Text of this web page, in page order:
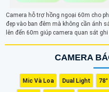
Imou
Camera hỗ trợ hồng ngoại 60m cho
đẹp vào ban đêm mà không cần ánh
lên đến 60m giúp camera quan sát
giúp camera có thể ẩn mình trong
CAMERA
Mic Và Loa Dual Light 78°